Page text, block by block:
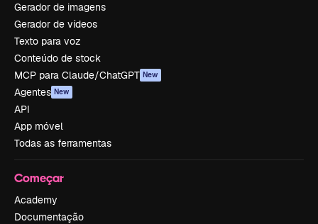
Gerador de imagens
Gerador de vídeos
Texto para voz
Conteúdo de stock
MCP para Claude/ChatGPT New
Agentes New
API
App móvel
Todas as ferramentas
Começar
Academy
Documentação